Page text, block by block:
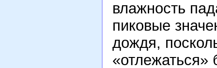
влажность
пиковые
дождя,
«отлежаться»